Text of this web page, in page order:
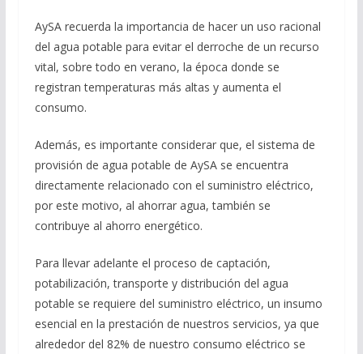
AySA recuerda la importancia de hacer un uso racional
del agua potable para evitar el derroche de un recurso
vital, sobre todo en verano, la época donde se
registran temperaturas más altas y aumenta el
consumo.
Además, es importante considerar que, el sistema de
provisión de agua potable de AySA se encuentra
directamente relacionado con el suministro eléctrico,
por este motivo, al ahorrar agua, también se
contribuye al ahorro energético.
Para llevar adelante el proceso de captación,
potabilización, transporte y distribución del agua
potable se requiere del suministro eléctrico, un insumo
esencial en la prestación de nuestros servicios, ya que
alrededor del 82% de nuestro consumo eléctrico se